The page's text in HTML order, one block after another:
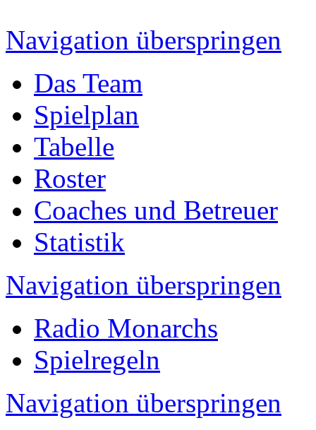
Navigation überspringen
Das Team
Spielplan
Tabelle
Roster
Coaches und Betreuer
Statistik
Navigation überspringen
Radio Monarchs
Spielregeln
Navigation überspringen